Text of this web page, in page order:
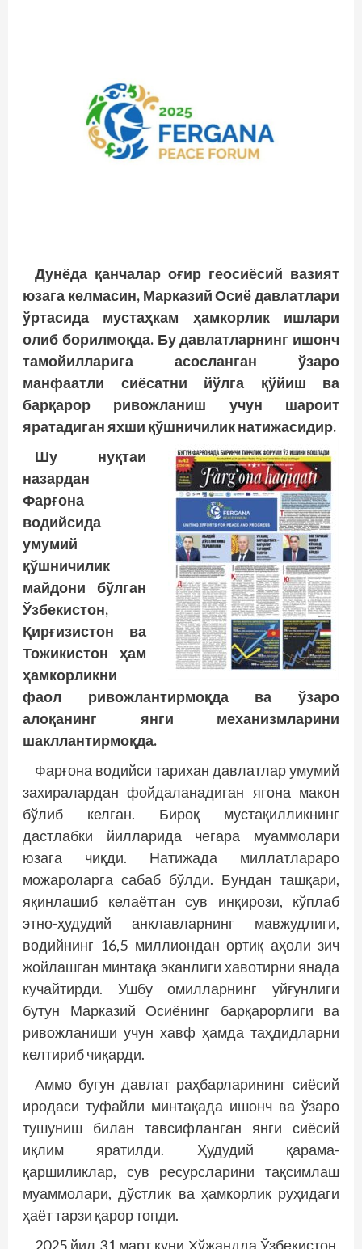
Дунёда қанчалар оғир геосиёсий вазият
юзага келмасин, Марказий Осиё давлатлари
ўртасида мустаҳкам ҳамкорлик ишлари
олиб борилмоқда. Бу давлатларнинг ишонч
тамойилларига асосланган ўзаро
манфаатли сиёсатни йўлга қўйиш ва
барқарор ривожланиш учун шароит
яратадиган яхши қўшничилик натижасидир.
Шу нуқтаи
назардан
Фарғона
водийсида
умумий
қўшничилик
майдони бўлган
Ўзбекистон,
Қирғизистон ва
Тожикистон ҳам
ҳамкорликни
фаол ривожлантирмоқда ва ўзаро
алоқанинг янги механизмларини
шакллантирмоқда.
Фарғона водийси тарихан давлатлар умумий
захиралардан фойдаланадиган ягона макон
бўлиб келган. Бироқ мустақилликнинг
дастлабки йилларида чегара муаммолари
юзага чиқди. Натижада миллатлараро
можароларга сабаб бўлди. Бундан ташқари,
яқинлашиб келаётган сув инқирози, кўплаб
этно-ҳудудий анклавларнинг мавжудлиги,
водийнинг 16,5 миллиондан ортиқ аҳоли зич
жойлашган минтақа эканлиги хавотирни янада
кучайтирди. Ушбу омилларнинг уйғунлиги
бутун Марказий Осиёнинг барқарорлиги ва
ривожланиши учун хавф ҳамда таҳдидларни
келтириб чиқарди.
Аммо бугун давлат раҳбарларининг сиёсий
иродаси туфайли минтақада ишонч ва ўзаро
тушуниш билан тавсифланган янги сиёсий
иқлим яратилди. Ҳудудий қарама-
қаршиликлар, сув ресурсларини тақсимлаш
муаммолари, дўстлик ва ҳамкорлик руҳидаги
ҳаёт тарзи қарор топди.
2025 йил 31 март куни Хўжандда Ўзбекистон,